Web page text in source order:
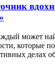
может
которые
делах